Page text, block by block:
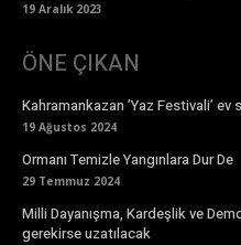
19 Aralık 2023
ÖNE ÇIKAN
Kahramankazan ’Yaz Festivali’ ev
19 Ağustos 2024
Ormanı Temizle Yangınlara Dur De
29 Temmuz 2024
Milli Dayanışma, Kardeşlik ve
gerekirse uzatılacak